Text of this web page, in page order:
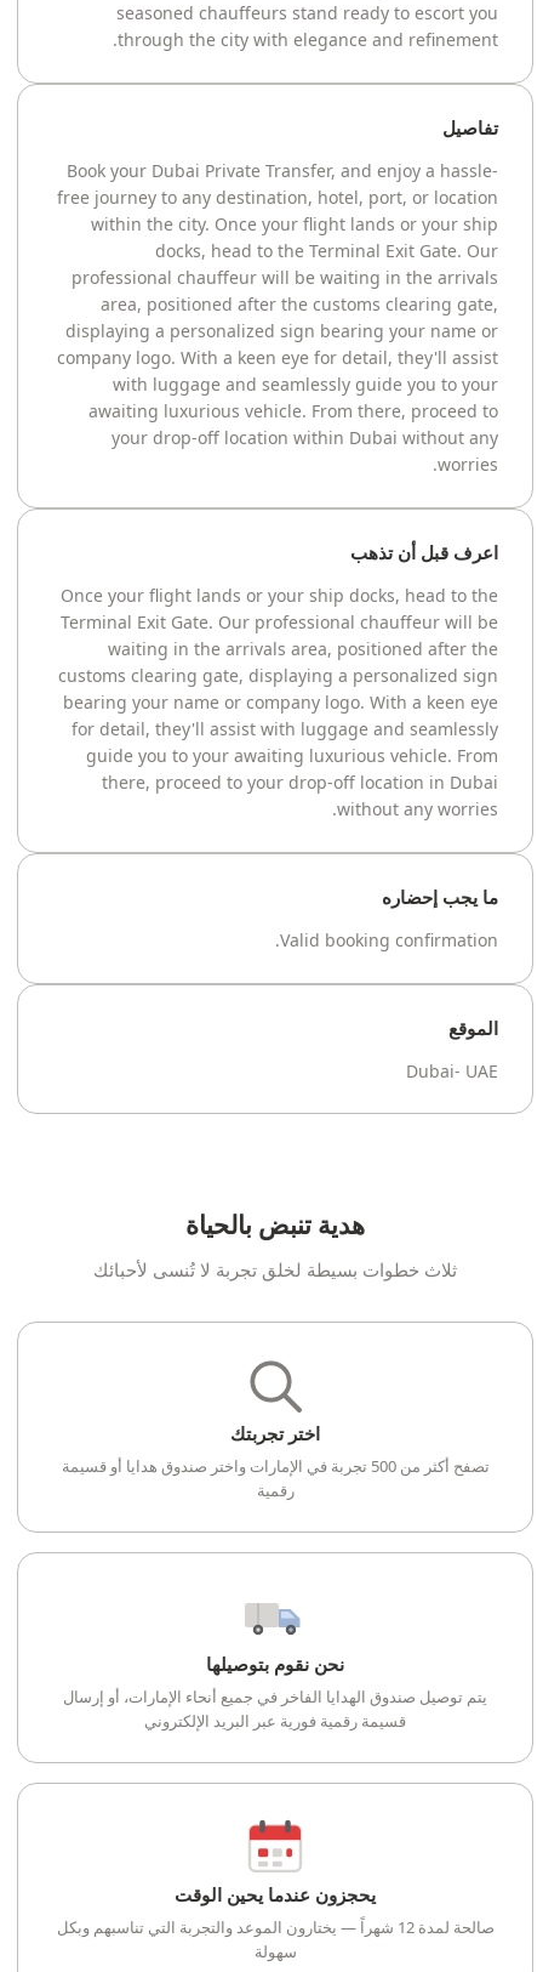
seasoned chauffeurs stand ready to escort you
through the city with elegance and refinement.
تفاصيل
Book your Dubai Private Transfer, and enjoy a hassle-
free journey to any destination, hotel, port, or location
within the city. Once your flight lands or your ship
docks, head to the Terminal Exit Gate. Our
professional chauffeur will be waiting in the arrivals
area, positioned after the customs clearing gate,
displaying a personalized sign bearing your name or
company logo. With a keen eye for detail, they'll assist
with luggage and seamlessly guide you to your
awaiting luxurious vehicle. From there, proceed to
your drop-off location within Dubai without any
worries.
اعرف قبل أن تذهب
Once your flight lands or your ship docks, head to the
Terminal Exit Gate. Our professional chauffeur will be
waiting in the arrivals area, positioned after the
customs clearing gate, displaying a personalized sign
bearing your name or company logo. With a keen eye
for detail, they'll assist with luggage and seamlessly
guide you to your awaiting luxurious vehicle. From
there, proceed to your drop-off location in Dubai
without any worries.
ما يجب إحضاره
Valid booking confirmation.
الموقع
Dubai- UAE
هدية تنبض بالحياة
ثلاث خطوات بسيطة لخلق تجربة لا تُنسى لأحبائك
اختر تجربتك
تصفح أكثر من 500 تجربة في الإمارات واختر صندوق هدايا أو قسيمة
رقمية
نحن نقوم بتوصيلها
يتم توصيل صندوق الهدايا الفاخر في جميع أنحاء الإمارات، أو إرسال
قسيمة رقمية فورية عبر البريد الإلكتروني
يحجزون عندما يحين الوقت
صالحة لمدة 12 شهراً — يختارون الموعد والتجربة التي تناسبهم وبكل
سهولة